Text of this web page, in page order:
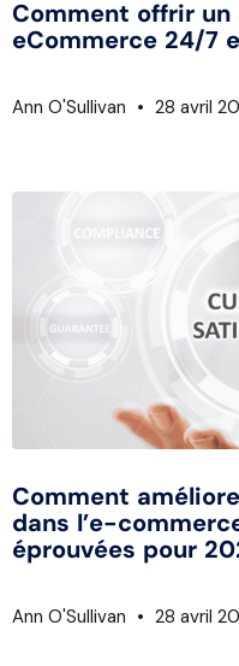
Comment offrir
eCommerce 24/7
Ann O'Sullivan 28 avril
Comment
dans l’e-
éprouvées pour
Ann O'Sullivan 28 avril